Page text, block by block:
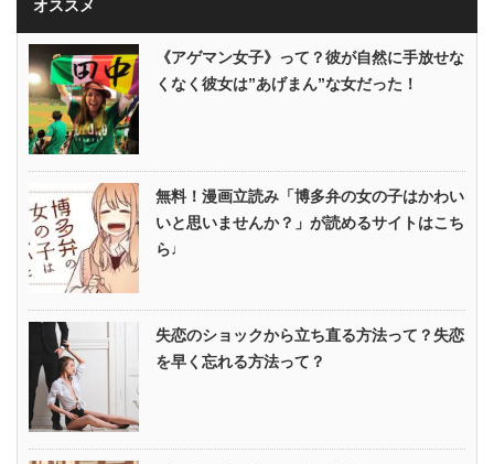
オススメ
《アゲマン女子》って？彼が自然に手放せな
くなく彼女は”あげまん”な女だった！
無料！漫画立読み「博多弁の女の子はかわい
いと思いませんか？」が読めるサイトはこち
ら♩
失恋のショックから立ち直る方法って？失恋
を早く忘れる方法って？